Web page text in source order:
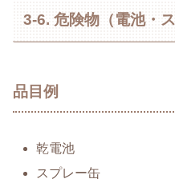
3-6. 危険物（電池・
品目例
乾電池
スプレー缶